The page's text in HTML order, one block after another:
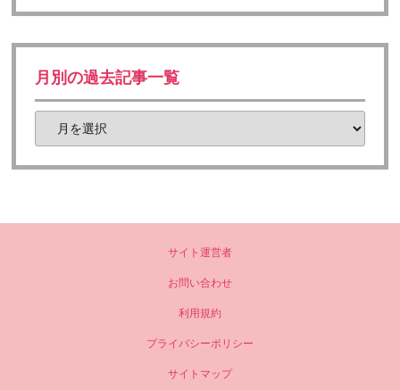
月別の過去記事一覧
サイト運営者
お問い合わせ
利用規約
プライバシーポリシー
サイトマップ